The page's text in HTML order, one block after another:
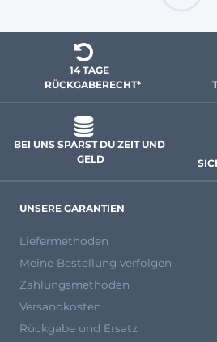
14 TAGE
  RÜCKGABERECHT*
BEI UNS SPARST DU ZEIT UND
GELD
UNSERE GARANTIEN
Liefermethoden
Meine Bestellung verfolgen
Zahlungsmethoden
Versandkosten
Rückgabe und Ersatz